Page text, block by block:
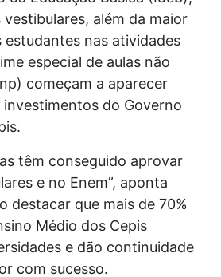
além da maior
nas atividades
especial de aulas não
começam a aparecer
do Governo
têm conseguido aprovar
e no Enem”, aponta
destacar que mais de 70%
Médio dos Cepis
e dão continuidade
com sucesso.